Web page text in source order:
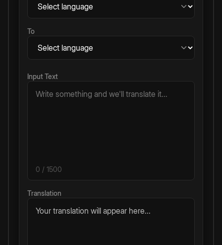
To
Input Text
0 / 1500
Translation
Your translation will appear here...